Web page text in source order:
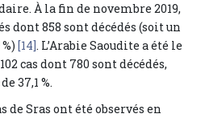
À la fin de novembre 2019,
dont 858 sont décédés (soit un
[14]. L’Arabie Saoudite a été le
cas dont 780 sont décédés,
37,1 %.
de Sras ont été observés en